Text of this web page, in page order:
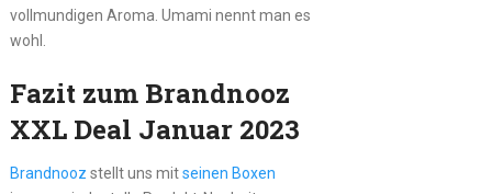
vollmundigen Aroma. Umami nennt man es
wohl.
Fazit zum Brandnooz
XXL Deal Januar 2023
Brandnooz stellt uns mitseinen Boxen